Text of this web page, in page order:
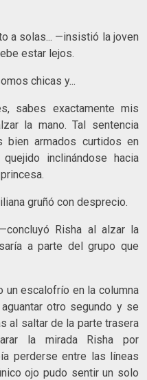
a solas... —insistió la joven
estar lejos.
chicas y...
sabes exactamente mis
la mano. Tal sentencia
armados curtidos en
inclinándose hacia
gruñó con desprecio.
Risha al alzar la
a parte del grupo que
un escalofrío en la columna
otro segundo y se
al saltar de la parte trasera
la mirada Risha por
perderse entre las líneas
ojo pudo sentir un solo